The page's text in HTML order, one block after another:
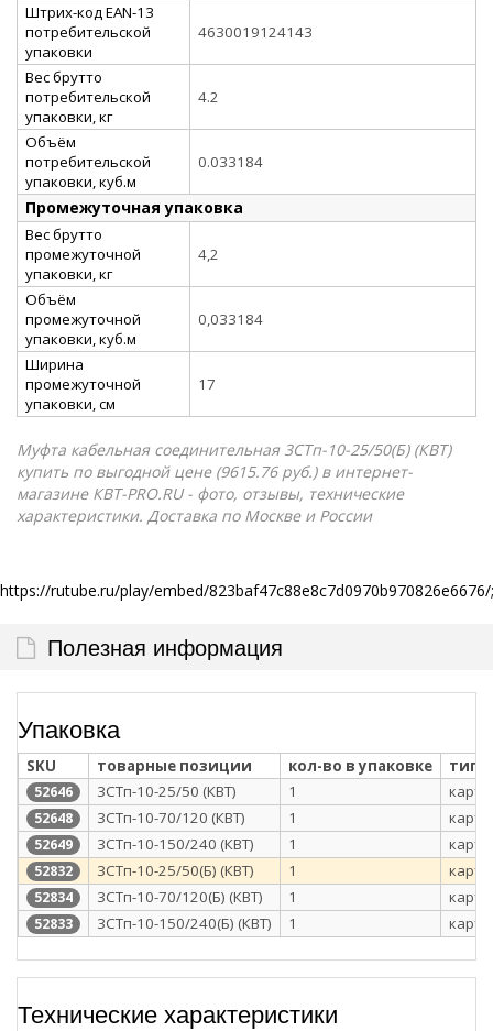
Штрих-код EAN-13
потребительской
упаковки
4630019124143
Вес брутто
потребительской
упаковки, кг
4.2
Объём
потребительской
упаковки, куб.м
0.033184
Промежуточная упаковка
Вес брутто
промежуточной
упаковки, кг
4,2
Объём
промежуточной
упаковки, куб.м
0,033184
Ширина
промежуточной
упаковки, см
17
Муфта кабельная соединительная 3СТп-10-25/50(Б) (КВТ)
купить по выгодной цене (9615.76 руб.) в интернет-
магазине КВТ-PRO.RU - фото, отзывы, технические
характеристики. Доставка по Москве и России
https://rutube.ru/play/embed/
Полезная информация
Упаковка
SKU товарные позиции кол-во в упаковке тип
52646 3СТп-10-25/50 (КВТ) 1
52648 3СТп-10-70/120 (КВТ) 1
52649 3СТп-10-150/240 (КВТ) 1
52832 3СТп-10-25/50(Б) (КВТ) 1
52834 3СТп-10-70/120(Б) (КВТ) 1
52833 3СТп-10-150/240(Б) (КВТ) 1
Технические характеристики